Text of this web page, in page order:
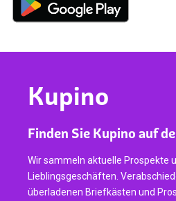
Kupino
Finden Sie Kupino auf
Wir sammeln aktuelle Prospekte
Lieblingsgeschäften.
überladenen Briefkästen und